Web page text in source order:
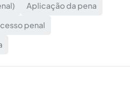
Aplicação da pena
penal